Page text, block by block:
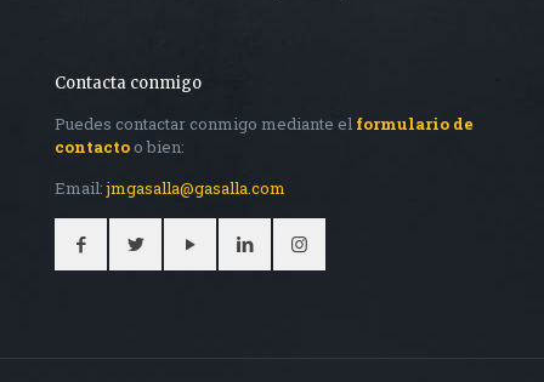
Contacta conmigo
Puedes contactar conmigo mediante el formulario de
contacto o bien:
Email:jmgasalla@gasalla.com